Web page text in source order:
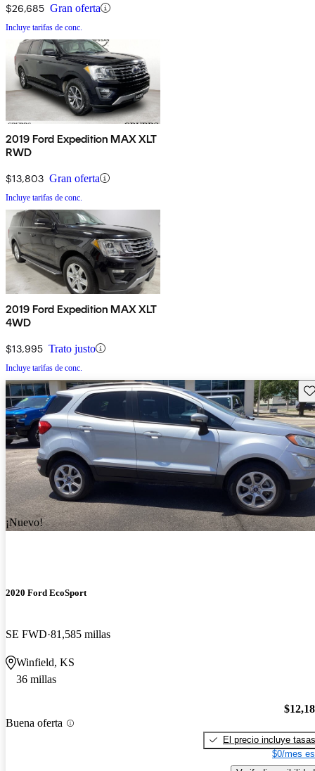
$26,685 Gran oferta
Incluye tarifas de conc.
2019 Ford Expedition MAX XLT
RWD
$13,803 Gran oferta
Incluye tarifas de conc.
2019 Ford Expedition MAX XLT
4WD
$13,995 Trato justo
Incluye tarifas de conc.
¡Nuevo!
2020 Ford EcoSport
SE FWD 81,585 millas
Winfield, KS
36 millas
Buena oferta
El precio incluye tasas
$0/mes